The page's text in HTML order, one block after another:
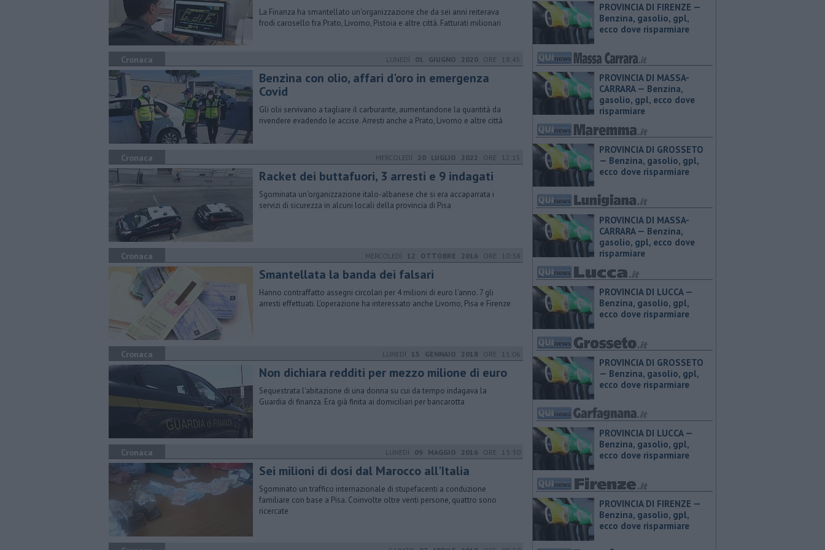
La Finanza ha smantellato un'organizzazione che da sei anni reiterava
frodi carosello fra Prato, Livorno, Pistoia e altre città. Fatturati milionari
Cronaca LUNEDÌ 01 GIUGNO 2020 ORE 18:45
Benzina con olio, affari d'oro in emergenza
Covid
Gli olii servivano a tagliare il carburante, aumentandone la quantità da
rivendere evadendo le accise. Arresti anche a Prato, Livorno e altre città
Cronaca MERCOLEDÌ 20 LUGLIO 2022 ORE 12:15
Racket dei buttafuori, 3 arresti e 9 indagati
Sgominata un'organizzazione italo-albanese che si era accaparrata i
servizi di sicurezza in alcuni locali della provincia di Pisa
Cronaca MERCOLEDÌ 12 OTTOBRE 2016 ORE 10:38
Smantellata la banda dei falsari
Hanno contraffatto assegni circolari per 4 milioni di euro l'anno. 7 gli
arresti effettuati. L'operazione ha interessato anche Livorno, Pisa e Firenze
Cronaca LUNEDÌ 15 GENNAIO 2018 ORE 11:06
Non dichiara redditi per mezzo milione di euro
Sequestrata l'abitazione di una donna su cui da tempo indagava la
Guardia di finanza. Era già finita ai domiciliari per bancarotta
Cronaca LUNEDÌ 09 MAGGIO 2016 ORE 13:30
Sei milioni di dosi dal Marocco all'Italia
Sgominato un traffico internazionale di stupefacenti a conduzione
familiare con base a Pisa. Coinvolte oltre venti persone, quattro sono
ricercate
PROVINCIA DI FIRENZE — ​
Benzina, gasolio, gpl,
ecco dove risparmiare
PROVINCIA DI MASSA-
CARRARA — ​Benzina,
gasolio, gpl, ecco dove
risparmiare
PROVINCIA DI GROSSETO
— ​Benzina, gasolio, gpl,
ecco dove risparmiare
PROVINCIA DI MASSA-
CARRARA — ​Benzina,
gasolio, gpl, ecco dove
risparmiare
PROVINCIA DI LUCCA — ​
Benzina, gasolio, gpl,
ecco dove risparmiare
PROVINCIA DI GROSSETO
— ​Benzina, gasolio, gpl,
ecco dove risparmiare
PROVINCIA DI LUCCA — ​
Benzina, gasolio, gpl,
ecco dove risparmiare
PROVINCIA DI FIRENZE — ​
Benzina, gasolio, gpl,
ecco dove risparmiare